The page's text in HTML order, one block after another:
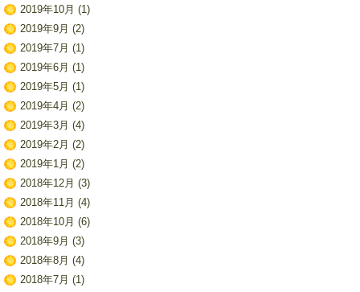
2019年10月 (1)
2019年9月 (2)
2019年7月 (1)
2019年6月 (1)
2019年5月 (1)
2019年4月 (2)
2019年3月 (4)
2019年2月 (2)
2019年1月 (2)
2018年12月 (3)
2018年11月 (4)
2018年10月 (6)
2018年9月 (3)
2018年8月 (4)
2018年7月 (1)